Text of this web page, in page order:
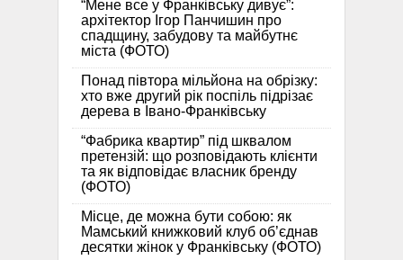
“Мене все у Франківську дивує”:
архітектор Ігор Панчишин про
спадщину, забудову та майбутнє
міста (ФОТО)
Понад півтора мільйона на обрізку:
хто вже другий рік поспіль підрізає
дерева в Івано-Франківську
“Фабрика квартир” під шквалом
претензій: що розповідають клієнти
та як відповідає власник бренду
(ФОТО)
Місце, де можна бути собою: як
Мамський книжковий клуб об’єднав
десятки жінок у Франківську (ФОТО)